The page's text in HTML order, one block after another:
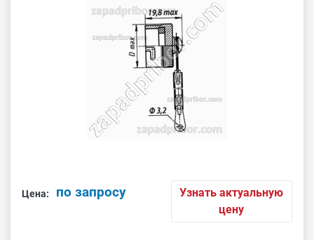
Цена: по запросу
Узнать актуальную
цену